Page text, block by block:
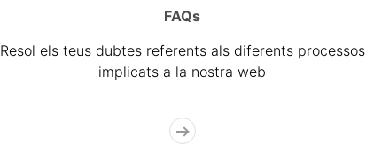
FAQs
Resol els teus dubtes referents als diferents processos
implicats a la nostra web